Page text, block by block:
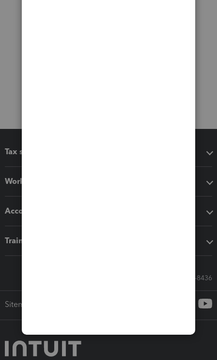
Tax software
Workflow add-ons
Accounting solutions
Training & support
Call Sales: 833-564-8436
Sitemap